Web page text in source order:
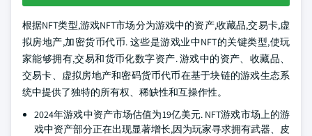
根据NFT类型,游戏NFT市场分为游戏中的资产,收藏品,交易卡,虚
拟房地产,加密货币代币. 这些是游戏业中NFT的关键类型,使玩
家能够拥有,交易和货币化数字资产. 游戏中的资产、收藏品、
交易卡、虚拟房地产和密码货币代币在基于块链的游戏生态系
统中提供了独特的所有权、稀缺性和互操作性。
2024年游戏中资产市场估值为19亿美元. NFT游戏市场上的游
戏中资产部分正在出现显著增长,因为玩家寻求拥有武器、皮